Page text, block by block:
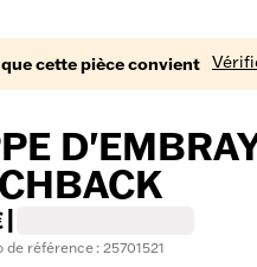
cette pièce convient
référence : 25701521